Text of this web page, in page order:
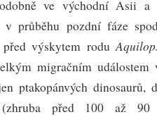
ve východní Asii
v průběhu pozdní fáze
před výskytem rodu
migračním událostem
ptakopánvých dinosaurů,
před 100 až 90